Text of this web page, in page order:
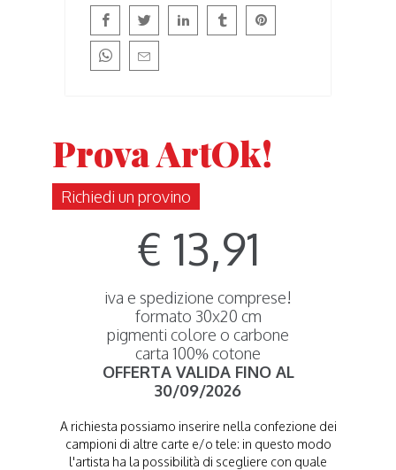
Prova ArtOk!
Richiedi un provino
€ 13,91
iva e spedizione comprese!
formato 30x20 cm
pigmenti colore o carbone
carta 100% cotone
OFFERTA VALIDA FINO AL
30/09/2026
A richiesta possiamo inserire nella confezione dei
campioni di altre carte e/o tele: in questo modo
l'artista ha la possibilità di scegliere con quale